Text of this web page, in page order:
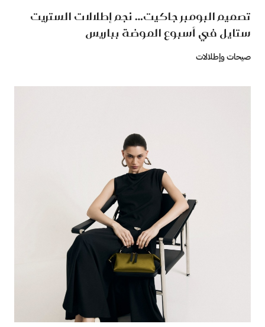
تصميم البومبر جاكيت… نجم إطلالات الستريت
ستايل في أسبوع الموضة بباريس
صيحات وإطلالات